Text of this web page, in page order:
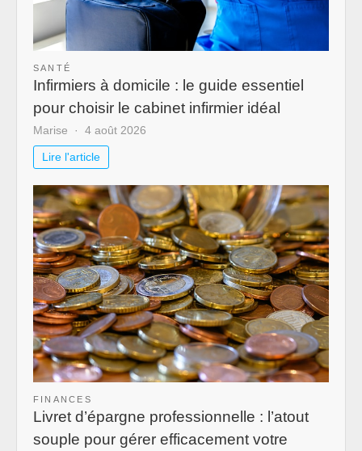
SANTÉ
Infirmiers à domicile : le guide essentiel
pour choisir le cabinet infirmier idéal
Marise 4 août 2026
Lire l'article
FINANCES
Livret d’épargne professionnelle : l’atout
souple pour gérer efficacement votre